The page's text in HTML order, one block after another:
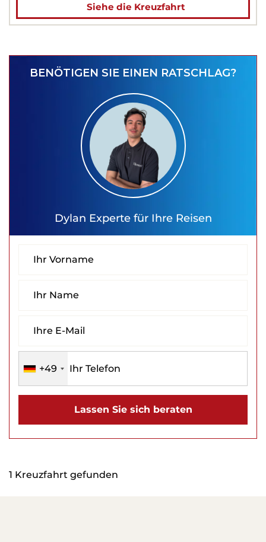
Siehe die Kreuzfahrt
BENÖTIGEN SIE EINEN RATSCHLAG?
Dylan Experte für Ihre Reisen
+49
Lassen Sie sich beraten
1 Kreuzfahrt gefunden